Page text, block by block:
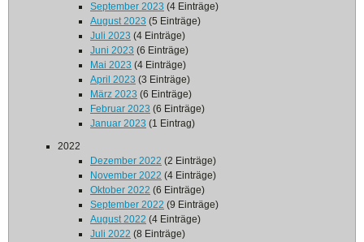
September 2023 (4 Einträge)
August 2023 (5 Einträge)
Juli 2023 (4 Einträge)
Juni 2023 (6 Einträge)
Mai 2023 (4 Einträge)
April 2023 (3 Einträge)
März 2023 (6 Einträge)
Februar 2023 (6 Einträge)
Januar 2023 (1 Eintrag)
2022
Dezember 2022 (2 Einträge)
November 2022 (4 Einträge)
Oktober 2022 (6 Einträge)
September 2022 (9 Einträge)
August 2022 (4 Einträge)
Juli 2022 (8 Einträge)